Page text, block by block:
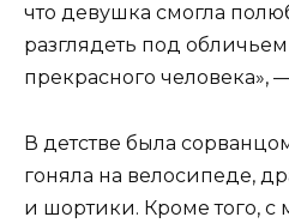
что девушка смогла
разглядеть под
прекрасного человека»,
В детстве была
гоняла на велосипеде,
и шортики. Кроме того,